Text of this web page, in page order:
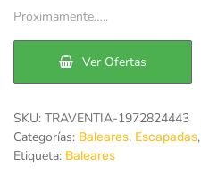
era:
173€.
es:
129€.
Proximamente…..
Ver Ofertas
SKU: TRAVENTIA-1972824443
Categorías: Baleares, Escapadas,
Etiqueta: Baleares